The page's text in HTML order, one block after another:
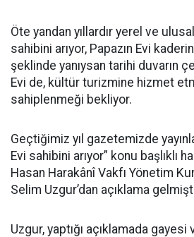
Öte yandan yıllardır yerel ve ulusal
sahibini arıyor, Papazın Evi
şeklinde yanıysan tarihi duvarın
Evi de, kültür turizmine hizmet
sahiplenmeği bekliyor.
Geçtiğimiz yıl gazetemizde
Evi sahibini arıyor” konu başlıklı
Hasan Harakânî Vakfı Yönetim
Selim Uzgur’dan açıklama
Uzgur, yaptığı açıklamada gayesi